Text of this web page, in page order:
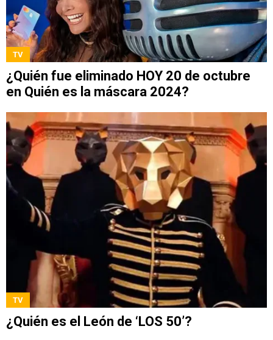
TV
¿Quién fue eliminado HOY 20 de octubre
en Quién es la máscara 2024?
TV
¿Quién es el León de ‘LOS 50’?